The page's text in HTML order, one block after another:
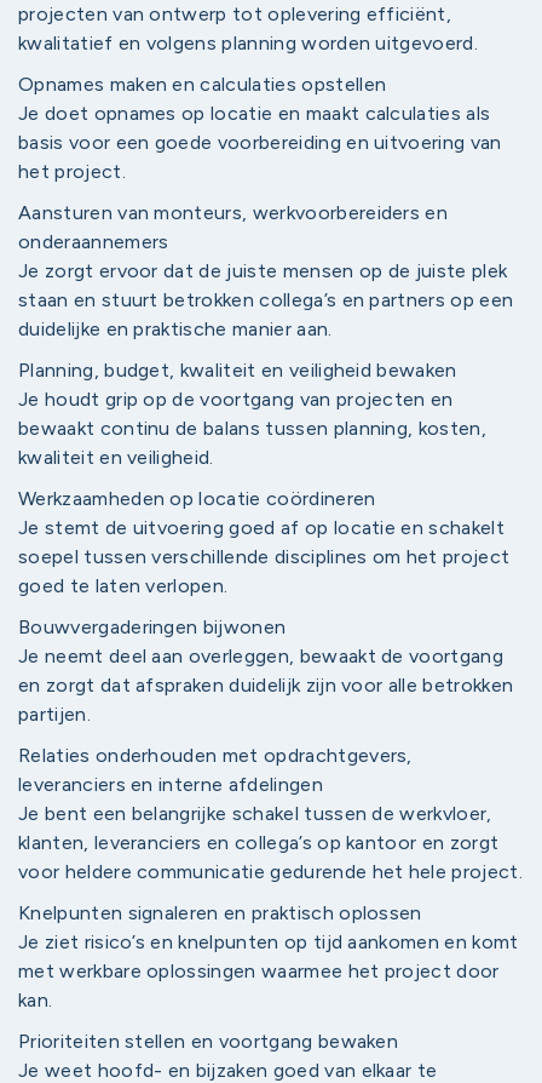
projecten van ontwerp tot oplevering efficiënt,
kwalitatief en volgens planning worden uitgevoerd.
Opnames maken en calculaties opstellen
Je doet opnames op locatie en maakt calculaties als
basis voor een goede voorbereiding en uitvoering van
het project.
Aansturen van monteurs, werkvoorbereiders en
onderaannemers
Je zorgt ervoor dat de juiste mensen op de juiste plek
staan en stuurt betrokken collega’s en partners op een
duidelijke en praktische manier aan.
Planning, budget, kwaliteit en veiligheid bewaken
Je houdt grip op de voortgang van projecten en
bewaakt continu de balans tussen planning, kosten,
kwaliteit en veiligheid.
Werkzaamheden op locatie coördineren
Je stemt de uitvoering goed af op locatie en schakelt
soepel tussen verschillende disciplines om het project
goed te laten verlopen.
Bouwvergaderingen bijwonen
Je neemt deel aan overleggen, bewaakt de voortgang
en zorgt dat afspraken duidelijk zijn voor alle betrokken
partijen.
Relaties onderhouden met opdrachtgevers,
leveranciers en interne afdelingen
Je bent een belangrijke schakel tussen de werkvloer,
klanten, leveranciers en collega’s op kantoor en zorgt
voor heldere communicatie gedurende het hele project.
Knelpunten signaleren en praktisch oplossen
Je ziet risico’s en knelpunten op tijd aankomen en komt
met werkbare oplossingen waarmee het project door
kan.
Prioriteiten stellen en voortgang bewaken
Je weet hoofd- en bijzaken goed van elkaar te